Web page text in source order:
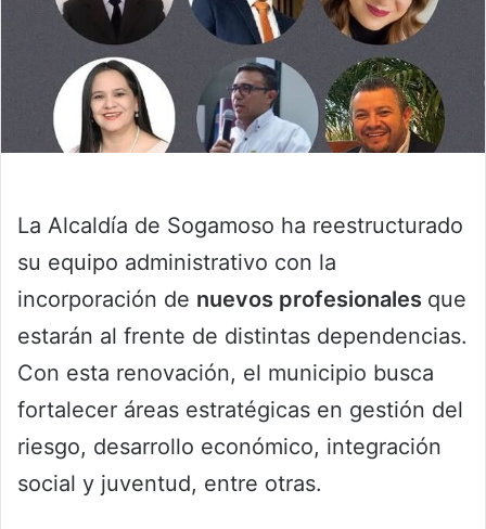
La Alcaldía de Sogamoso ha reestructurado
su equipo administrativo con la
incorporación de nuevos profesionales que
estarán al frente de distintas dependencias.
Con esta renovación, el municipio busca
fortalecer áreas estratégicas en gestión del
riesgo, desarrollo económico, integración
social y juventud, entre otras.